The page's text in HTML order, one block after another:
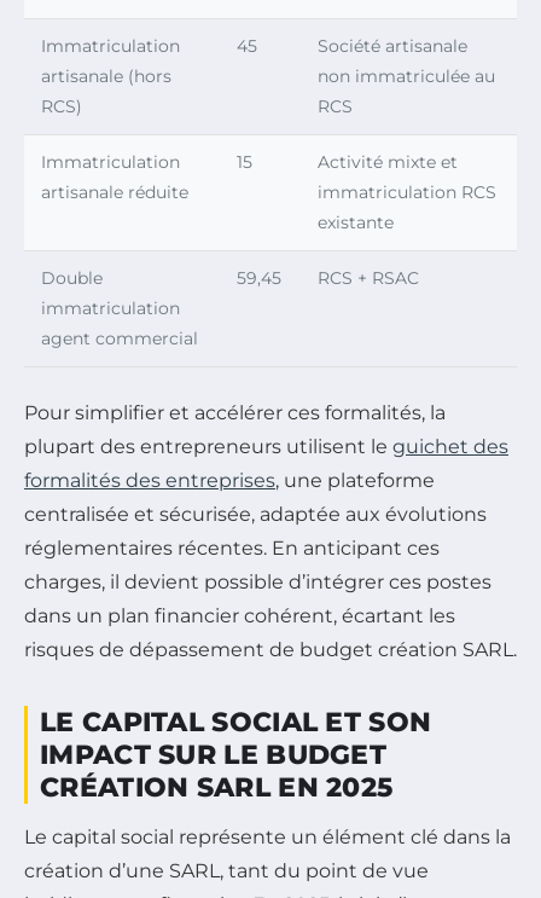
Immatriculation
artisanale (hors
RCS)
45
Société artisanale
non immatriculée au
RCS
Immatriculation
artisanale réduite
15
Activité mixte et
immatriculation RCS
existante
Double
immatriculation
agent commercial
59,45 RCS + RSAC
Pour simplifier et accélérer ces formalités, la
plupart des entrepreneurs utilisent le guichet des
formalités des entreprises, une plateforme
centralisée et sécurisée, adaptée aux évolutions
réglementaires récentes. En anticipant ces
charges, il devient possible d’intégrer ces postes
dans un plan financier cohérent, écartant les
risques de dépassement de budget création SARL.
LE CAPITAL SOCIAL ET SON
IMPACT SUR LE BUDGET
CRÉATION SARL EN 2025
Le capital social représente un élément clé dans la
création d’une SARL, tant du point de vue